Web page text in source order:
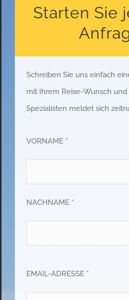
Starten Sie
Schreiben Sie uns einfach
mit Ihrem Reise-Wunsch
Spezialisten meldet sich
VORNAME *
NACHNAME *
EMAIL-ADRESSE *